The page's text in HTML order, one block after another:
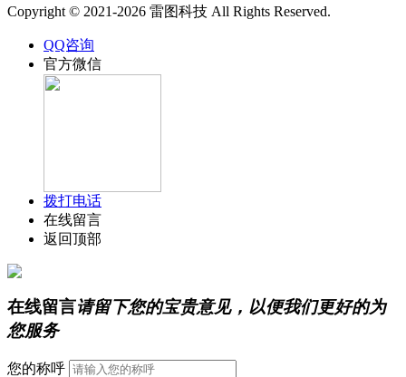
Copyright © 2021-2026 雷图科技 All Rights Reserved.
QQ咨询
官方微信
拨打电话
在线留言
返回顶部
在线留言请留下您的宝贵意见，以便我们更好的为
您服务
您的称呼